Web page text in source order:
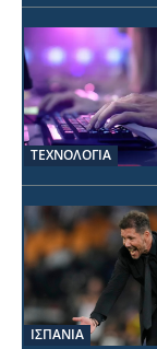
ΤΕΧΝΟΛΟΓΙΑ
ΙΣΠΑΝΙΑ